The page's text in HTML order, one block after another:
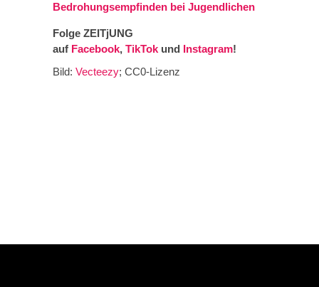
Bedrohungsempfinden bei Jugendlichen
Folge ZEITjUNG
auf Facebook, TikTok und Instagram!
Bild: Vecteezy; CC0-Lizenz